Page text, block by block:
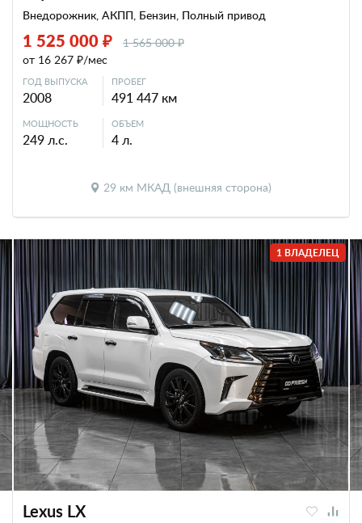
Внедорожник, АКПП, Бензин, Полный привод
1 525 000 ₽
1 565 000 ₽
от 16 267 ₽/мес
ГОД ВЫПУСКА
2008
ПРОБЕГ
491 447 км
МОЩНОСТЬ
249 л.с.
ОБЪЕМ
4 л.
29 км МКАД (внешняя сторона)
1 ВЛАДЕЛЕЦ
Lexus LX